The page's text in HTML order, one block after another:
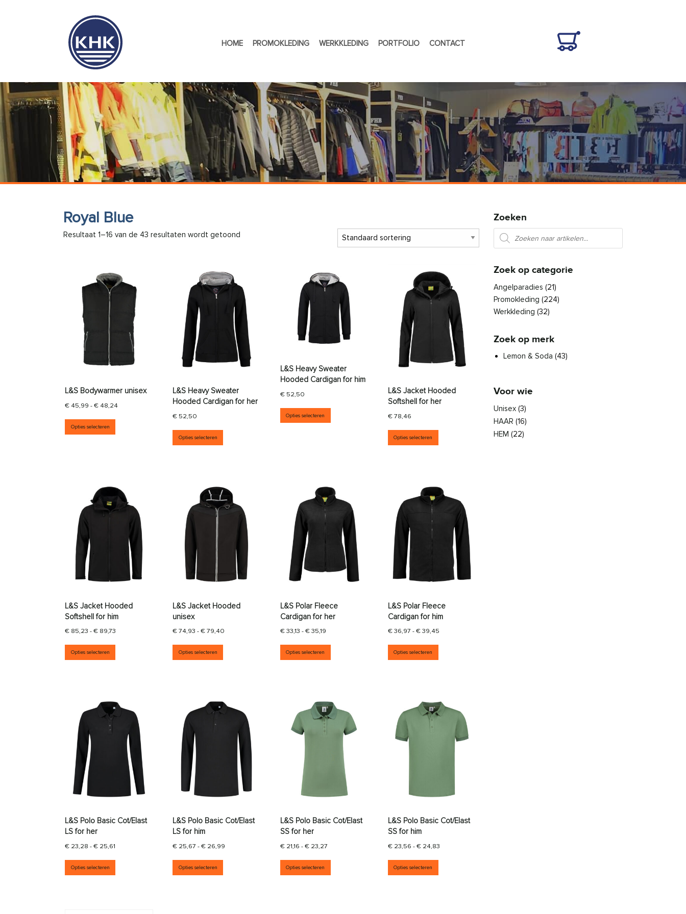
HOME PROMOKLEDING WERKKLEDING PORTFOLIO CONTACT
Royal Blue
Resultaat 1–16 van de 43 resultaten wordt getoond
L&S Bodywarmer unisex
€ 45,99 - € 48,24Prijsklasse: € 45,99 tot € 48,24
Opties selecteren
Dit product heeft meerdere variaties. Deze optie kan gekozen worden op de productpagina
L&S Heavy Sweater
Hooded Cardigan for her
€ 52,50
Opties selecteren
Dit product heeft meerdere variaties. Deze optie kan gekozen worden op de productpagina
L&S Heavy Sweater
Hooded Cardigan for him
€52,50
Opties selecteren
Dit product heeft meerdere variaties. Deze optie kan gekozen worden op de productpagina
L&S Jacket Hooded
Softshell for her
€78,46
Opties selecteren
Dit product heeft meerdere variaties. Deze optie kan gekozen worden
L&S Jacket Hooded
Softshell for him
€ 85,23 - € 89,73 Prijsklasse: € 85,23 tot € 89,73
Opties selecteren
Dit product heeft meerdere variaties. Deze optie kan gekozen worden op de productpagina
L&S Jacket Hooded
unisex
€74,93 -€79,40 Prijsklasse: € 74,93 tot € 79,40
Opties selecteren
Dit product heeft meerdere variaties. Deze optie kan gekozen worden op de productpagina
L&S Polar Fleece
Cardigan for her
€33,13 -€35,19Prijsklasse: € 33,13 tot € 35,19
Opties selecteren
Dit product heeft meerdere variaties. Deze optie kan gekozen worden op de productpagina
L&S Polar Fleece
Cardigan for him
€36,97 - €39,45Prijsklasse: € 36,97 tot € 39,45
Opties selecteren
Dit product heeft meerdere variaties. Deze optie kan gekozen worden
L&S Polo Basic Cot/Elast
LS for her
€ 23,28 - € 25,61 Prijsklasse: € 23,28 tot € 25,61
Opties selecteren
Dit product heeft meerdere variaties. Deze optie kan gekozen worden op de productpagina
L&S Polo Basic Cot/Elast
LS for him
€ 25,67 -€ 26,99 Prijsklasse: € 25,67 tot € 26,99
Opties selecteren
Dit product heeft meerdere variaties. Deze optie kan gekozen worden op de productpagina
L&S Polo Basic Cot/Elast
SS for her
€21,16 -€23,27Prijsklasse: € 21,16 tot € 23,27
Opties selecteren
Dit product heeft meerdere variaties. Deze optie kan gekozen worden op de productpagina
L&S Polo Basic Cot/Elast
SS for him
€23,56 - €24,83Prijsklasse: € 23,56 tot € 24,83
Opties selecteren
Dit product heeft meerdere variaties. Deze optie kan gekozen worden
Zoeken
Producten zoeken
Zoek op categorie
Angelparadies (21)
Promokleding (224)
Werkkleding (32)
Zoek op merk
Lemon & Soda (43)
Voor wie
Unisex (3)
HAAR (16)
HEM (22)